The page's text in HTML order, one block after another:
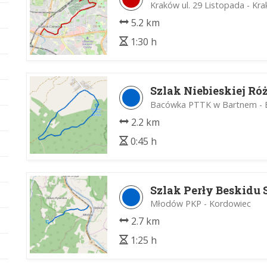
Kraków ul. 29 Listopada -
5.2 km
1:30 h
Szlak Niebieskiej
Bacówka PTTK w Bartnem -
2.2 km
0:45 h
Szlak Perły Beskidu
Młodów PKP - Kordowiec
2.7 km
1:25 h